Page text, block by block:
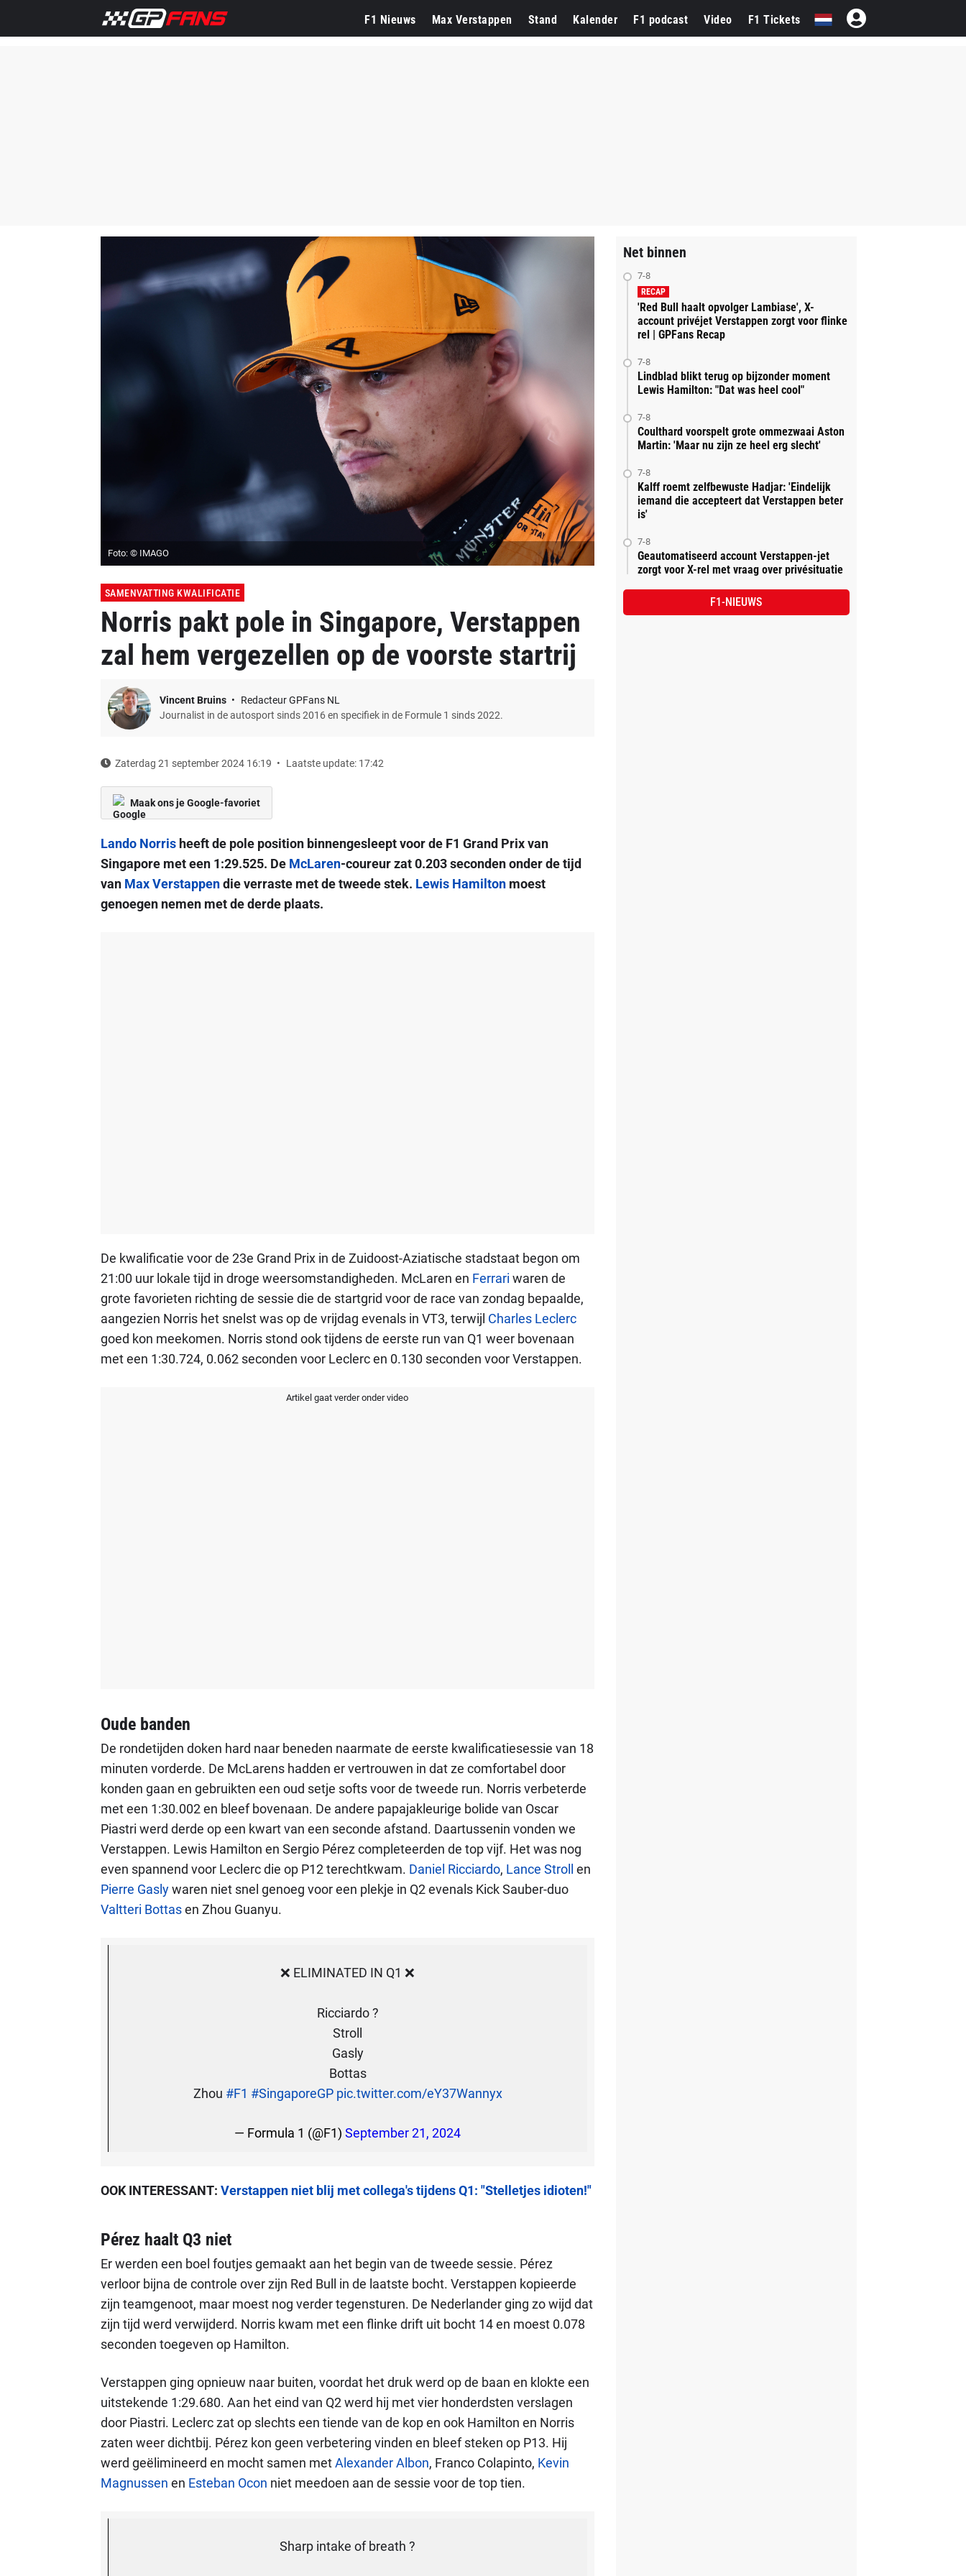
F1 Nieuws Max Verstappen Stand Kalender F1 podcast Video F1 Tickets
Foto: © IMAGO
SAMENVATTING KWALIFICATIE
Norris pakt pole in Singapore, Verstappen
zal hem vergezellen op de voorste startrij
Vincent Bruins
Redacteur GPFans NL
Journalist in de autosport sinds 2016 en specifiek in de Formule 1 sinds 2022.
Zaterdag 21 september 2024 16:19 Laatste update: 17:42
Maak ons je Google-favoriet
Lando Norrisheeft de pole position binnengesleept voor de F1 Grand Prix van
Singapore met een 1:29.525. De McLaren-coureur zat 0.203 seconden onder de tijd
van Max Verstappendie verraste met de tweede stek. Lewis Hamiltonmoest
genoegen nemen met de derde plaats.
De kwalificatie voor de 23e Grand Prix in de Zuidoost-Aziatische stadstaat begon om
21:00 uur lokale tijd in droge weersomstandigheden. McLaren en Ferrari waren de
grote favorieten richting de sessie die de startgrid voor de race van zondag bepaalde,
aangezien Norris het snelst was op de vrijdag evenals in VT3, terwijl Charles Leclerc
goed kon meekomen. Norris stond ook tijdens de eerste run van Q1 weer bovenaan
met een 1:30.724, 0.062 seconden voor Leclerc en 0.130 seconden voor Verstappen.
Artikel gaat verder onder video
Oude banden
De rondetijden doken hard naar beneden naarmate de eerste kwalificatiesessie van 18
minuten vorderde. De McLarens hadden er vertrouwen in dat ze comfortabel door
konden gaan en gebruikten een oud setje softs voor de tweede run. Norris verbeterde
met een 1:30.002 en bleef bovenaan. De andere papajakleurige bolide van Oscar
Piastri werd derde op een kwart van een seconde afstand. Daartussenin vonden we
Verstappen. Lewis Hamilton en Sergio Pérez completeerden de top vijf. Het was nog
even spannend voor Leclerc die op P12 terechtkwam. Daniel Ricciardo, Lance Stroll en
Pierre Gaslywaren niet snel genoeg voor een plekje in Q2 evenals Kick Sauber-duo
Valtteri Bottasen Zhou Guanyu.
❌ ELIMINATED IN Q1 ❌
Ricciardo ?
Stroll
Gasly
Bottas
Zhou #F1 #SingaporeGP pic.twitter.com/eY37Wannyx
— Formula 1 (@F1) September 21, 2024
OOK INTERESSANT: Verstappen niet blij met collega's tijdens Q1: "Stelletjes idioten!"
Pérez haalt Q3 niet
Er werden een boel foutjes gemaakt aan het begin van de tweede sessie. Pérez
verloor bijna de controle over zijn Red Bull in de laatste bocht. Verstappen kopieerde
zijn teamgenoot, maar moest nog verder tegensturen. De Nederlander ging zo wijd dat
zijn tijd werd verwijderd. Norris kwam met een flinke drift uit bocht 14 en moest 0.078
seconden toegeven op Hamilton.
Verstappen ging opnieuw naar buiten, voordat het druk werd op de baan en klokte een
uitstekende 1:29.680. Aan het eind van Q2 werd hij met vier honderdsten verslagen
door Piastri. Leclerc zat op slechts een tiende van de kop en ook Hamilton en Norris
zaten weer dichtbij. Pérez kon geen verbetering vinden en bleef steken op P13. Hij
werd geëlimineerd en mocht samen metAlexander Albon, Franco Colapinto, Kevin
Magnussen en Esteban Ocon niet meedoen aan de sessie voor de top tien.
Sharp intake of breath ?
Net binnen
7-8
RECAP
'Red Bull haalt opvolger Lambiase', X-
account privéjet Verstappen zorgt voor flinke
rel | GPFans Recap
7-8
Lindblad blikt terug op bijzonder moment
Lewis Hamilton: "Dat was heel cool"
7-8
Coulthard voorspelt grote ommezwaai Aston
Martin: 'Maar nu zijn ze heel erg slecht'
7-8
Kalff roemt zelfbewuste Hadjar: 'Eindelijk
iemand die accepteert dat Verstappen beter
is'
7-8
Geautomatiseerd account Verstappen-jet
zorgt voor X-rel met vraag over privésituatie
F1-NIEUWS